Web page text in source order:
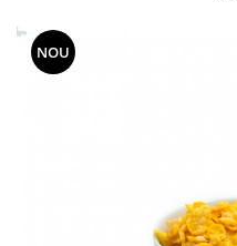
FRUCTE LA CONSERVĂ
OȚETURI ȘI SOSURI
CREME ȘI PASTE TARTINABILE
NOU